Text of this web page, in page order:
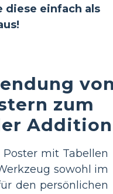
diese einfach als
zum
Addition
mit Tabellen
sowohl im
den persönlichen